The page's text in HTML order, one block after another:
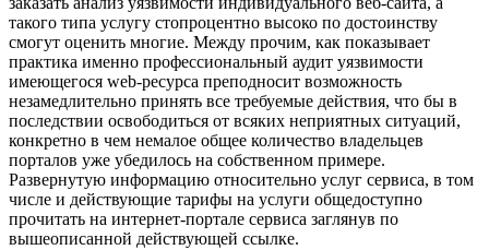
такого типа услугу стопроцентно высоко по достоинству
смогут оценить многие. Между прочим, как показывает
практика именно профессиональный аудит уязвимости
имеющегося web-ресурса преподносит возможность
незамедлительно принять все требуемые действия, что бы в
последствии освободиться от всяких неприятных ситуаций,
конкретно в чем немалое общее количество владельцев
порталов уже убедилось на собственном примере.
Развернутую информацию относительно услуг сервиса, в том
числе и действующие тарифы на услуги общедоступно
прочитать на интернет-портале сервиса заглянув по
вышеописанной действующей ссылке.